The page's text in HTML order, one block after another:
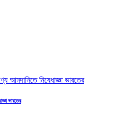
ভারতের